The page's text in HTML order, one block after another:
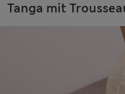
Tanga mit